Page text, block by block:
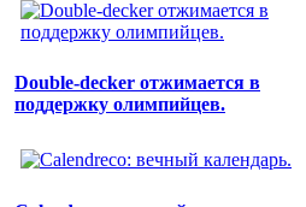
Double-decker отжимается в
поддержку олимпийцев.